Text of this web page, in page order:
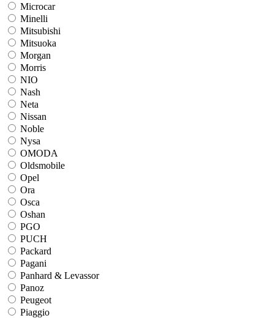
Microcar
Minelli
Mitsubishi
Mitsuoka
Morgan
Morris
NIO
Nash
Neta
Nissan
Noble
Nysa
OMODA
Oldsmobile
Opel
Ora
Osca
Oshan
PGO
PUCH
Packard
Pagani
Panhard & Levassor
Panoz
Peugeot
Piaggio